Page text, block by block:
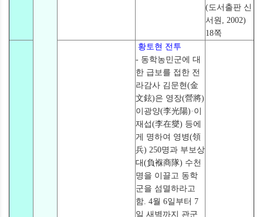
(도서출판 신
서원, 2002)
18쪽
황토현 전투
- 동학농민군에 대
한 급보를 접한 전
라감사 김문현(金
文鉉)은 영장(營將)
이광양(李光陽)·이
재섭(李在燮) 등에
게 명하여 영병(領
兵) 250명과 부보상
대(負褓商隊) 수천
명을 이끌고 동학
군을 섬멸하라고
함. 4월 6일부터 7
일 새벽까지 관군